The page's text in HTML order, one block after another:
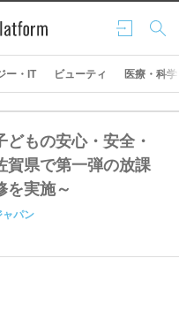
ログ
イン
検索
ー・IT ビューティ 医療・科学
もの安心・安全・
賀県で第一弾の放課
を実施～
ャパン